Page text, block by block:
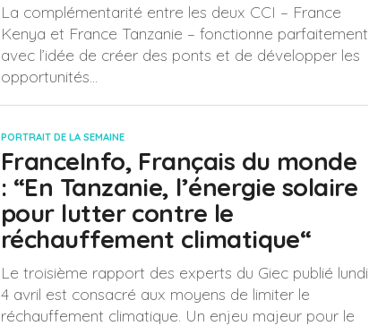
La complémentarité entre les deux CCI – France
Kenya et France Tanzanie – fonctionne parfaitement
avec l’idée de créer des ponts et de développer les
opportunités...
PORTRAIT DE LA SEMAINE
FranceInfo, Français du monde
: “En Tanzanie, l’énergie solaire
pour lutter contre le
réchauffement climatique“
Le troisième rapport des experts du Giec publié lundi
4 avril est consacré aux moyens de limiter le
réchauffement climatique. Un enjeu majeur pour le